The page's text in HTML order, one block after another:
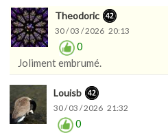
Theodoric
30 / 03 / 2026 20:13
0
Joliment embrumé.
Louisb
30 / 03 / 2026 21:32
0